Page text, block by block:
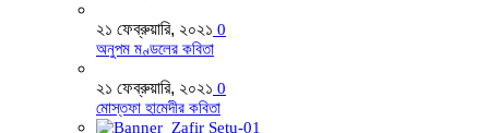
২১ ফেব্রুয়ারি, ২০২১ 0
অনুপম মণ্ডলের কবিতা
২১ ফেব্রুয়ারি, ২০২১ 0
মোস্তফা হামেদীর কবিতা